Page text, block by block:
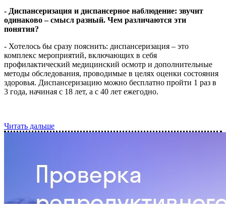
- Диспансеризация и диспансерное наблюдение: звучит
одинаково – смысл разный. Чем различаются эти
понятия?
- Хотелось бы сразу пояснить: диспансеризация – это
комплекс мероприятий, включающих в себя
профилактический медицинский осмотр и дополнительные
методы обследования, проводимые в целях оценки состояния
здоровья. Диспансеризацию можно бесплатно пройти 1 раз в
3 года, начиная с 18 лет, а с 40 лет ежегодно.
Читать дальше